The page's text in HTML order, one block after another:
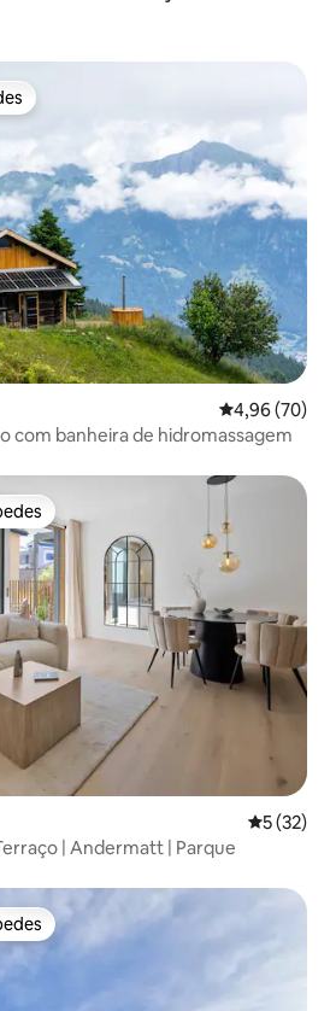
4,96 de uma
4,96 (70)
com banheira de hidromassagem
dos hóspedes
5 de uma
5 (32)
| Andermatt | Parque
dos hóspedes